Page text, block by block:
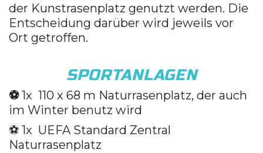
der Kunstrasenplatz genutzt werden. Die
Entscheidung darüber wird jeweils vor
Ort getroffen.
SPORTANLAGEN
⚽️1x 110 x 68 m Naturrasenplatz, der auch
im Winter benutz wird
⚽️ 1x UEFA Standard Zentral
Naturrasenplatz